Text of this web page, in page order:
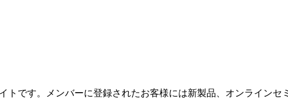
トです。メンバーに登録されたお客様には新製品、オンラインセ